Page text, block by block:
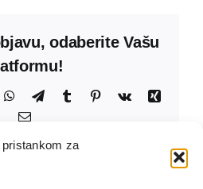
za
odaberite Vašu
WhatsApp
TelegramTumblr Pinterest
Vk
Xing
Email: